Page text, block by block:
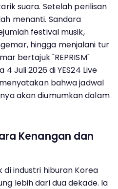
suara. Setelah perilisan
menanti. Sandara
festival musik,
hingga menjalani tur
bertajuk "REPRISM"
Juli 2026 di YES24 Live
bahwa jadwal
akan diumumkan dalam
Kenangan dan
di industri hiburan Korea
lebih dari dua dekade. Ia